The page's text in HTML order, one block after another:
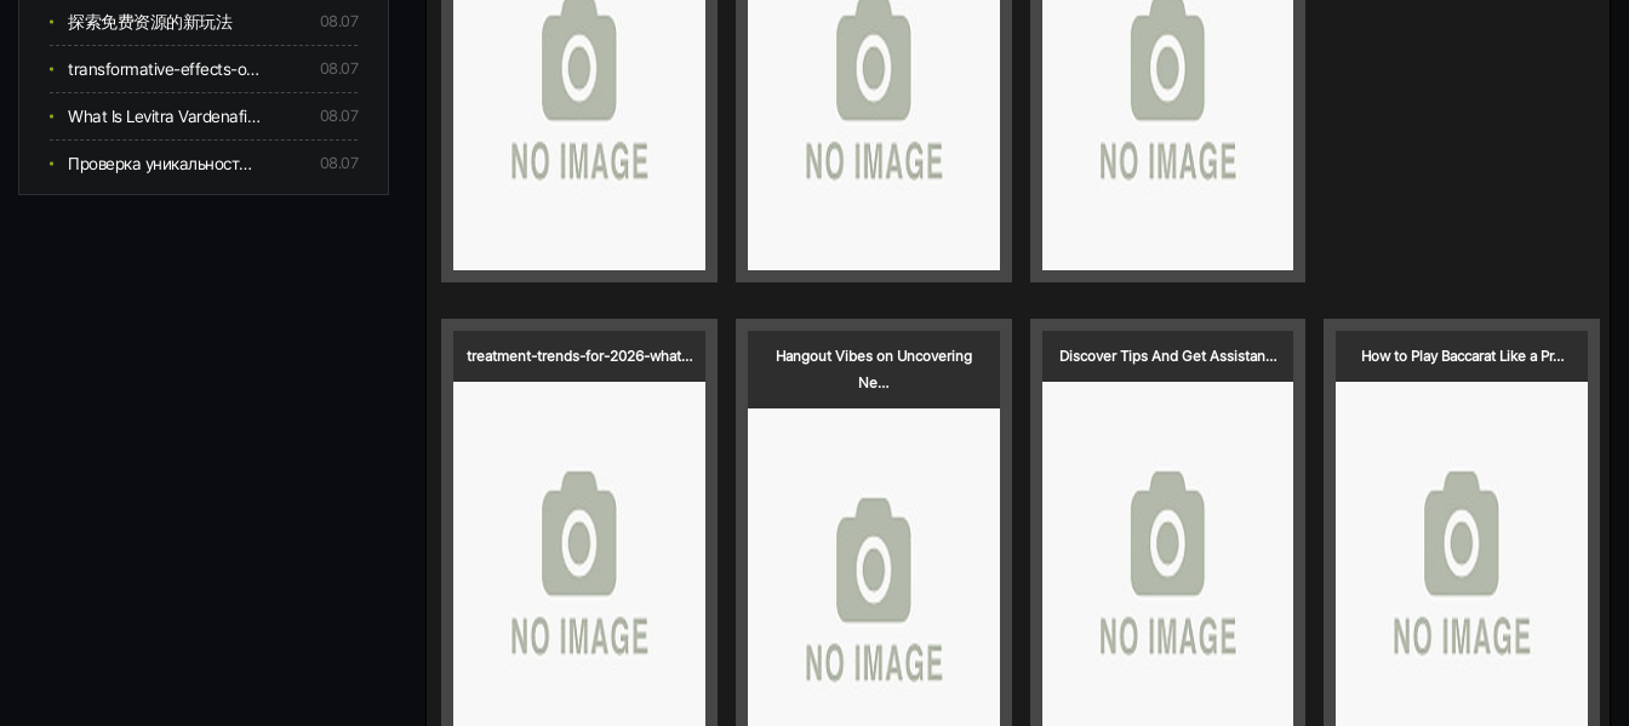
treatment-trends-for-2026-what…
Hangout Vibes on Uncovering
Ne…
Discover Tips And Get Assistan… How to Play Baccarat Like a Pr…
探索免费资源的新玩法 08.07
transformative-effects-of-gynecomastia-surgery 08.07
What Is Levitra Vardenafil? Everything You Want to Know 08.07
Проверка уникальности сайта сервис для анализа контента веб страниц сайта 08.07